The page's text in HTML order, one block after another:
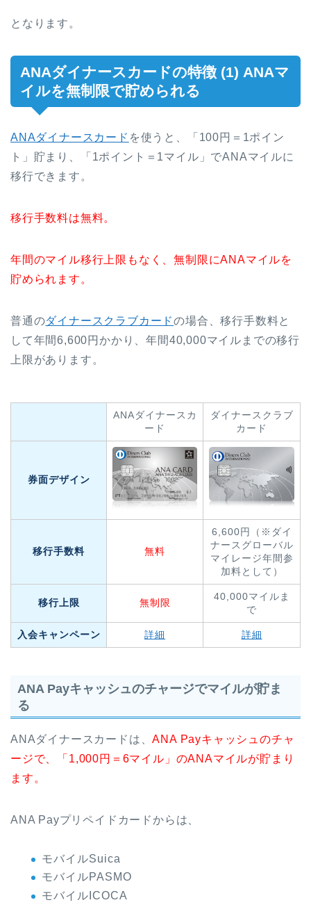
となります。
ANAダイナースカードの特徴 (1) ANAマ
イルを無制限で貯められる
ANAダイナースカード を使うと、「100円＝1ポイン
ト」貯まり、「1ポイント＝1マイル」でANAマイルに
移行できます。
移行手数料は無料。
年間のマイル移行上限もなく、無制限にANAマイルを
貯められます。
普通のダイナースクラブカードの場合、移行手数料と
して年間6,600円かかり、年間40,000マイルまでの移行
上限があります。
ANAダイナースカ
ード
ダイナースクラブ
カード
券面デザイン
移行手数料 無料
6,600円（※ダイ
ナースグローバル
マイレージ年間参
加料として）
移行上限 無制限
40,000マイルま
で
入会キャンペーン 詳細 詳細
ANA Payキャッシュのチャージでマイルが貯ま
る
ANAダイナースカードは、ANA Payキャッシュのチャ
ージで、「1,000円＝6マイル」のANAマイルが貯まり
ます。
ANA Payプリペイドカードからは、
モバイルSuica
モバイルPASMO
モバイルICOCA